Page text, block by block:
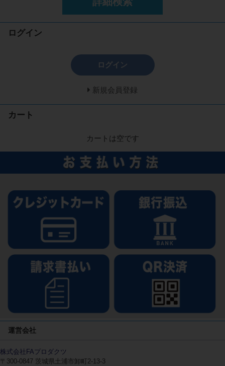
ログイン
ログイン
新規会員登録
カート
カートは空です
運営会社
株式会社FAプロダクツ
〒300-0847 茨城県土浦市卸町2-13-3